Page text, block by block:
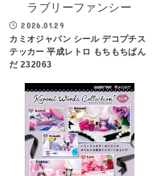
ラブリーファンシー
2026.01.29
カミオジャパン シール デコプチス
テッカー 平成レトロ もちもちぱん
だ 232063